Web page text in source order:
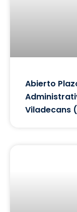
Abierto
Viladecans